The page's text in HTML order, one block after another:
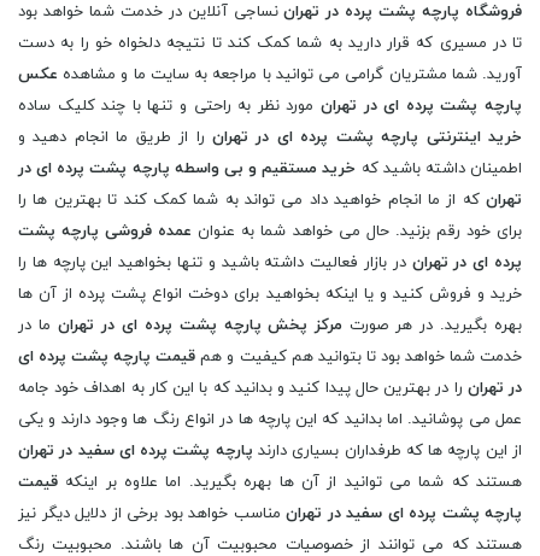
فروشگاه پارچه پشت پرده در تهراننساجی آنلاین در خدمت شما خواهد بود
تا در مسیری که قرار دارید به شما کمک کند تا نتیجه دلخواه خو را به دست
آورید. شما مشتریان گرامی می توانید با مراجعه به سایت ما و مشاهده عکس
پارچه پشت پرده ای در تهران مورد نظر به راحتی و تنها با چند کلیک ساده
خرید اینترنتی پارچه پشت پرده ای در تهران را از طریق ما انجام دهید و
اطمینان داشته باشید که خرید مستقیم و بی واسطه پارچه پشت پرده ای در
تهران که از ما انجام خواهید داد می تواند به شما کمک کند تا بهترین ها را
برای خود رقم بزنید. حال می خواهد شما به عنوان عمده فروشی پارچه پشت
پرده ای در تهران در بازار فعالیت داشته باشید و تنها بخواهید این پارچه ها را
خرید و فروش کنید و یا اینکه بخواهید برای دوخت انواع پشت پرده از آن ها
بهره بگیرید. در هر صورت مرکز پخش پارچه پشت پرده ای در تهران ما در
خدمت شما خواهد بود تا بتوانید هم کیفیت و همقیمت پارچه پشت پرده ای
در تهران را در بهترین حال پیدا کنید و بدانید که با این کار به اهداف خود جامه
عمل می پوشانید. اما بدانید که این پارچه ها در انواع رنگ ها وجود دارند و یکی
از این پارچه ها که طرفداران بسیاری دارند پارچه پشت پرده ای سفید در تهران
هستند که شما می توانید از آن ها بهره بگیرید. اما علاوه بر اینکه قیمت
پارچه پشت پرده ای سفید در تهران مناسب خواهد بود برخی از دلایل دیگر نیز
هستند که می توانند از خصوصیات محبوبیت آن ها باشند. محبوبیت رنگ